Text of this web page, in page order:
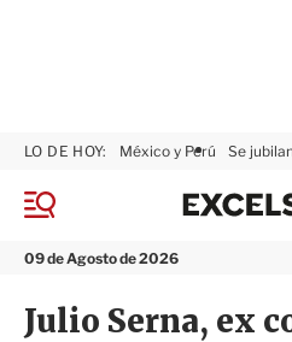
M
n
09 de Agosto de 2026
LO DE HOY: México y Perú Se
Julio Serna, ex